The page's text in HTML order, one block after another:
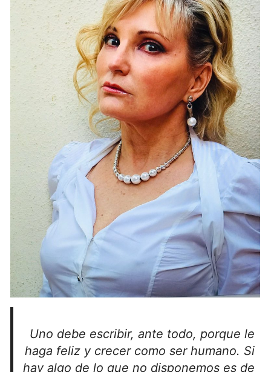
Uno debe escribir, ante todo, porque le
haga feliz y crecer como ser humano. Si
hay algo de lo que no disponemos es de